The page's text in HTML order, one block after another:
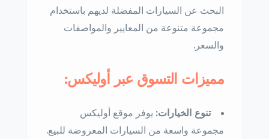
البحث عن السيارات المفضلة لديهم باستخدام
مجموعة متنوعة من المعايير والمواصفات
والسعر.
مميزات التسوق عبر أوليكس:
تنوع الخيارات: يوفر موقع أوليكس
مجموعة واسعة من السيارات المعروضة للبيع.